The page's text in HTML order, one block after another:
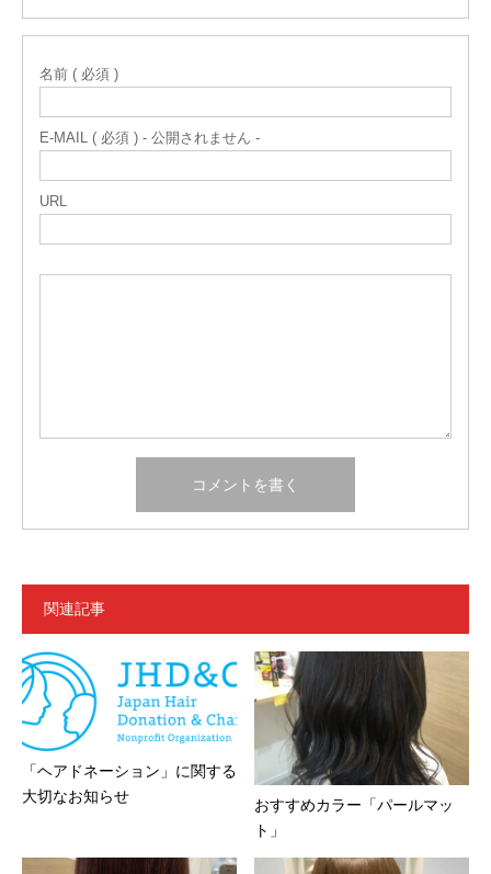
名前 ( 必須 )
E-MAIL ( 必須 ) - 公開されません -
URL
関連記事
「ヘアドネーション」に関する
大切なお知らせ
おすすめカラー「パールマッ
ト」